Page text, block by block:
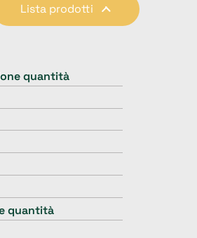
Lista prodotti
quantità
quantità